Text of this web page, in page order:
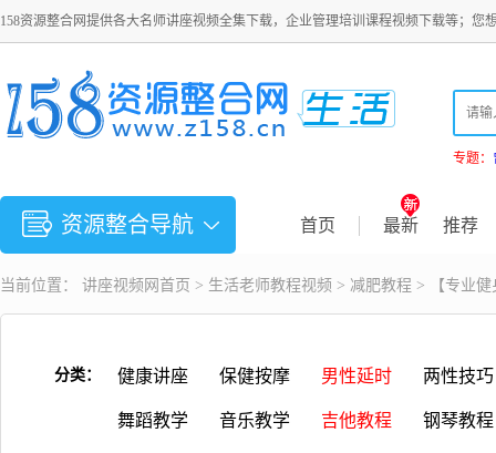
158资源整合网提供各大名师讲座视频全集下载，企业管理培训课程视频下载等；您
专题：
资源整合导航 首页 最新 推荐
当前位置： 讲座视频 网首页 > 生活老师教程视频 > 减肥教程 > 【专业
分类： 健康讲座 保健按摩 男性延时 两性技巧
舞蹈教学 音乐教学 吉他教程 钢琴教程